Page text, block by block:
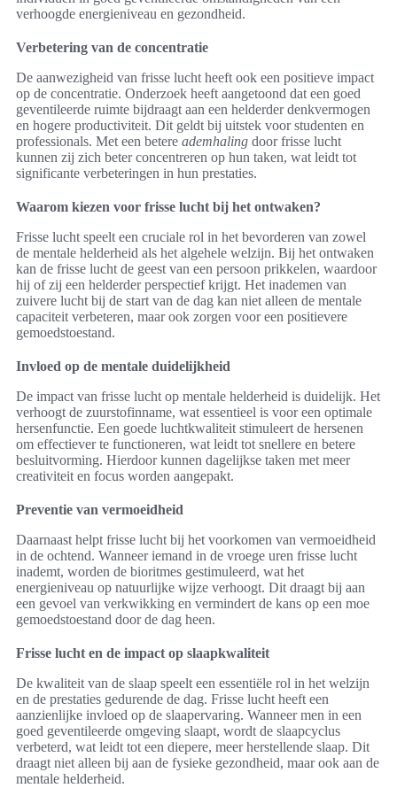
verhoogde energieniveau en gezondheid.
Verbetering van de concentratie
De aanwezigheid van frisse lucht heeft ook een positieve impact
op de concentratie. Onderzoek heeft aangetoond dat een goed
geventileerde ruimte bijdraagt aan een helderder denkvermogen
en hogere productiviteit. Dit geldt bij uitstek voor studenten en
professionals. Met een betere ademhaling door frisse lucht
kunnen zij zich beter concentreren op hun taken, wat leidt tot
significante verbeteringen in hun prestaties.
Waarom kiezen voor frisse lucht bij het ontwaken?
Frisse lucht speelt een cruciale rol in het bevorderen van zowel
de mentale helderheid als het algehele welzijn. Bij het ontwaken
kan de frisse lucht de geest van een persoon prikkelen, waardoor
hij of zij een helderder perspectief krijgt. Het inademen van
zuivere lucht bij de start van de dag kan niet alleen de mentale
capaciteit verbeteren, maar ook zorgen voor een positievere
gemoedstoestand.
Invloed op de mentale duidelijkheid
De impact van frisse lucht op mentale helderheid is duidelijk. Het
verhoogt de zuurstofinname, wat essentieel is voor een optimale
hersenfunctie. Een goede luchtkwaliteit stimuleert de hersenen
om effectiever te functioneren, wat leidt tot snellere en betere
besluitvorming. Hierdoor kunnen dagelijkse taken met meer
creativiteit en focus worden aangepakt.
Preventie van vermoeidheid
Daarnaast helpt frisse lucht bij het voorkomen van vermoeidheid
in de ochtend. Wanneer iemand in de vroege uren frisse lucht
inademt, worden de bioritmes gestimuleerd, wat het
energieniveau op natuurlijke wijze verhoogt. Dit draagt bij aan
een gevoel van verkwikking en vermindert de kans op een moe
gemoedstoestand door de dag heen.
Frisse lucht en de impact op slaapkwaliteit
De kwaliteit van de slaap speelt een essentiële rol in het welzijn
en de prestaties gedurende de dag. Frisse lucht heeft een
aanzienlijke invloed op de slaapervaring. Wanneer men in een
goed geventileerde omgeving slaapt, wordt de slaapcyclus
verbeterd, wat leidt tot een diepere, meer herstellende slaap. Dit
draagt niet alleen bij aan de fysieke gezondheid, maar ook aan de
mentale helderheid.